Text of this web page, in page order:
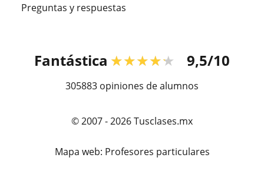
Preguntas y respuestas
Fantástica ★★★★★ 9,5/10
305883 opiniones de alumnos
© 2007 - 2026 Tusclases.mx
Mapa web: Profesores particulares